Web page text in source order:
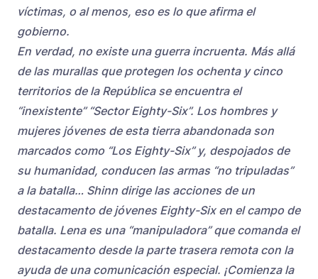
víctimas, o al menos, eso es lo que afirma el
gobierno.
En verdad, no existe una guerra incruenta. Más allá
de las murallas que protegen los ochenta y cinco
territorios de la República se encuentra el
“inexistente” “Sector Eighty-Six”. Los hombres y
mujeres jóvenes de esta tierra abandonada son
marcados como “Los Eighty-Six” y, despojados de
su humanidad, conducen las armas “no tripuladas”
a la batalla… Shinn dirige las acciones de un
destacamento de jóvenes Eighty-Six en el campo de
batalla. Lena es una “manipuladora” que comanda el
destacamento desde la parte trasera remota con la
ayuda de una comunicación especial. ¡Comienza la